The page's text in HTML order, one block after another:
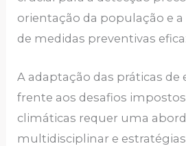
orientação da população e
de medidas preventivas
A adaptação das práticas
frente aos desafios
climáticas requer uma
multidisciplinar e